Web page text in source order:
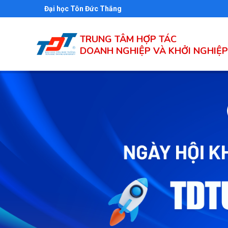
Đại học Tôn Đức Thắng
TRUNG TÂM HỢP TÁC
DOANH NGHIỆP VÀ KHỞI NGHIỆP